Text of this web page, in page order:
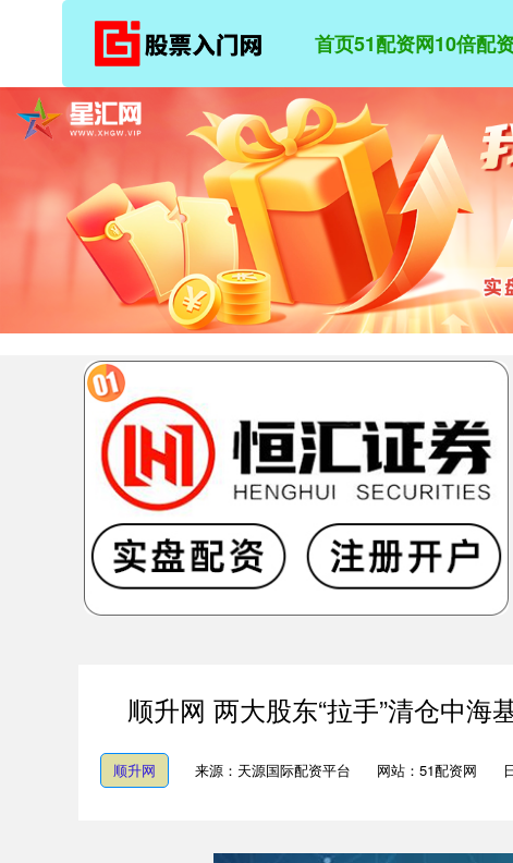
首页51配资网10倍配
顺升网 两大股东“拉手”清仓中海
顺升网 来源：天源国际配资平台 网站：51配资网